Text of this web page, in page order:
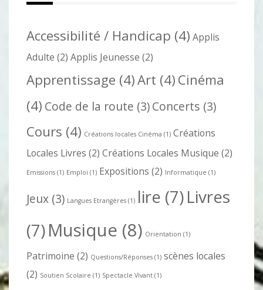
Accessibilité / Handicap (4) Applis
Adulte (2) Applis Jeunesse (2)
Apprentissage (4)Art (4) Cinéma
(4) Code de la route (3)Concerts (3)
Cours (4) Créations locales Cinéma (1) Créations
Locales Livres (2) Créations Locales Musique (2)
Emissions (1) Emploi (1) Expositions (2) Informatique (1)
Jeux (3) Langues Etrangères (1) lire (7)Livres
(7)Musique (8) Orientation (1)
Patrimoine (2) Questions/Réponses (1) scènes locales
(2) Soutien Scolaire (1) Spectacle Vivant (1)